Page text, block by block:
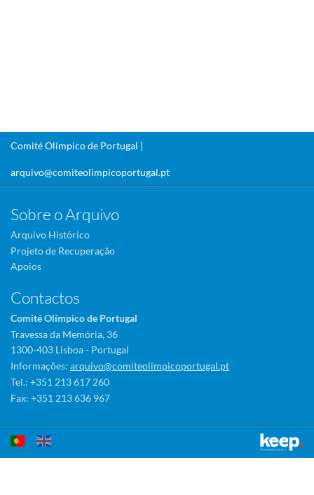
Comité Olímpico de Portugal |
arquivo@comiteolimpicoportugal.pt
Sobre o Arquivo
Arquivo Histórico
Projeto de Recuperação
Apoios
Contactos
Comité Olímpico de Portugal
Travessa da Memória, 36
1300-403 Lisboa - Portugal
Informações: arquivo@comiteolimpicoportugal.pt
Tel.: +351 213 617 260
Fax: +351 213 636 967